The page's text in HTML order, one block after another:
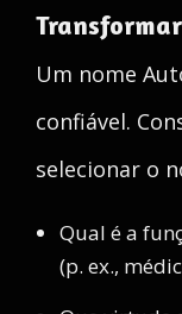
Um nome
confiável.
selecionar o
Qual é a
(p. ex.,